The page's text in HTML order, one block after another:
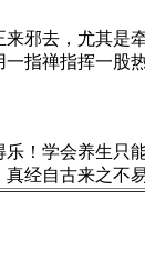
去，尤其是
指禅指挥一
学会养生只
经自古来之不